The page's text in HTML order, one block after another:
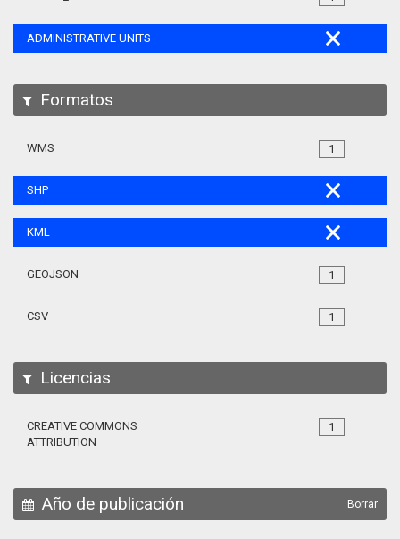
ADMINISTRATIVE UNITS
Formatos
1
WMS
SHP
KML
1
GEOJSON
1
CSV
Licencias
1
CREATIVE COMMONS
ATTRIBUTION
Año de publicación Borrar